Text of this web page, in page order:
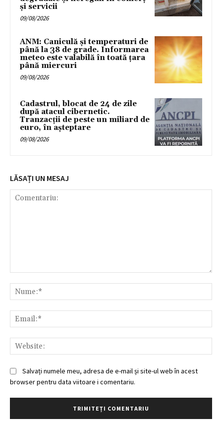
și servicii
09/08/2026
ANM: Caniculă și temperaturi de
până la 38 de grade. Informarea
meteo este valabilă în toată țara
până miercuri
09/08/2026
Cadastrul, blocat de 24 de zile
după atacul cibernetic.
Tranzacții de peste un miliard de
euro, în așteptare
09/08/2026
LĂSAȚI UN MESAJ
Salvați numele meu, adresa de e-mail și site-ul web în acest
browser pentru data viitoare i comentariu.